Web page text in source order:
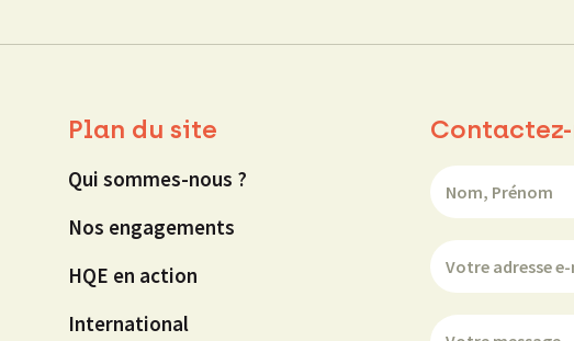
Plan du site
Qui sommes-nous ?
Nos engagements
HQE en action
International
Contactez-